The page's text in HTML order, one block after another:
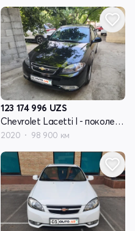
123 174 996 UZS
Chevrolet Lacetti I - поколение рестайлинг
2020 98 900 км